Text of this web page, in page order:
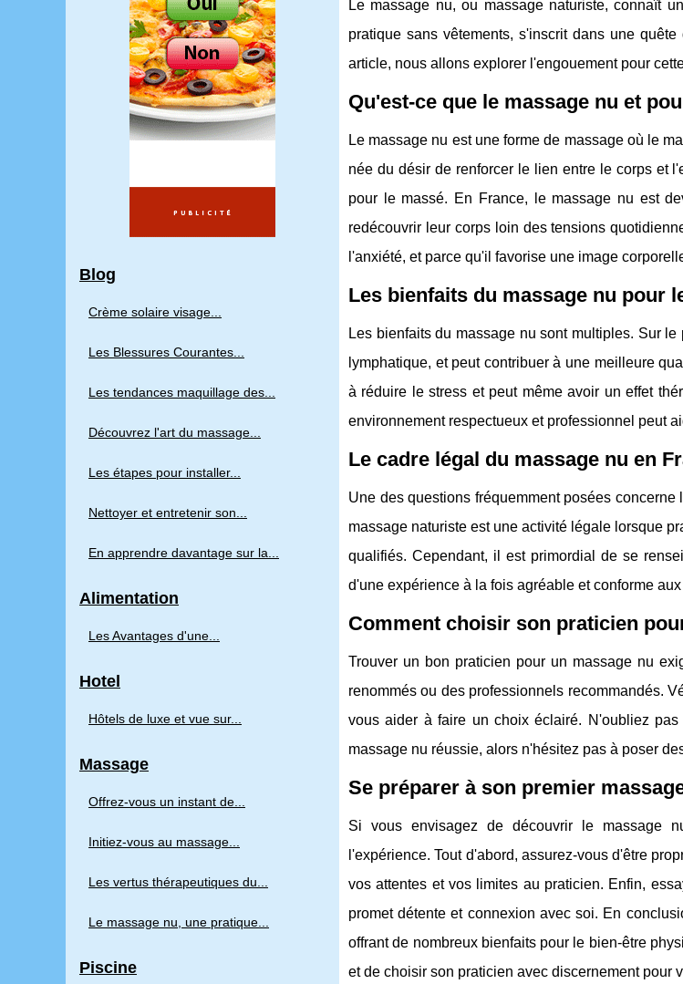
Le massage nu, ou massage naturiste, connaît
pratique sans vêtements, s'inscrit dans une
article, nous allons explorer l'engouement pour
Qu'est-ce que le massage nu et
Le massage nu est une forme de massage où le
née du désir de renforcer le lien entre le corps et
pour le massé. En France, le massage nu est
redécouvrir leur corps loin des tensions
l'anxiété, et parce qu'il favorise une image
Les bienfaits du massage nu pour
Les bienfaits du massage nu sont multiples. Sur
lymphatique, et peut contribuer à une meilleure
à réduire le stress et peut même avoir un effet
environnement respectueux et professionnel peut
Le cadre légal du massage nu en
Une des questions fréquemment posées concerne
massage naturiste est une activité légale lorsque
qualifiés. Cependant, il est primordial de se
d'une expérience à la fois agréable et conforme
Comment choisir son praticien
Trouver un bon praticien pour un massage nu
renommés ou des professionnels recommandés.
vous aider à faire un choix éclairé. N'oubliez
massage nu réussie, alors n'hésitez pas à poser
Se préparer à son premier
Si vous envisagez de découvrir le massage
l'expérience. Tout d'abord, assurez-vous d'être
vos attentes et vos limites au praticien. Enfin,
promet détente et connexion avec soi. En
offrant de nombreux bienfaits pour le bien-être
et de choisir son praticien avec discernement pour
Blog
Crème solaire visage...
Les Blessures Courantes...
Les tendances maquillage des...
Découvrez l'art du massage...
Les étapes pour installer...
Nettoyer et entretenir son...
En apprendre davantage sur la...
Alimentation
Les Avantages d'une...
Hotel
Hôtels de luxe et vue sur...
Massage
Offrez-vous un instant de...
Initiez-vous au massage...
Les vertus thérapeutiques du...
Le massage nu, une pratique...
Piscine